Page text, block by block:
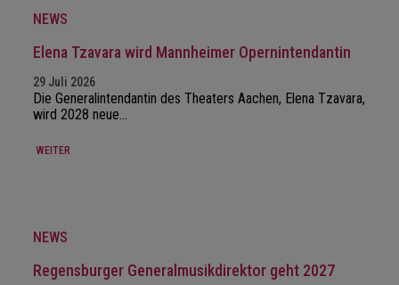
NEWS
Elena Tzavara wird Mannheimer Opernintendantin
29 Juli 2026
Die Generalintendantin des Theaters Aachen, Elena Tzavara,
wird 2028 neue…
WEITER
NEWS
Regensburger Generalmusikdirektor geht 2027